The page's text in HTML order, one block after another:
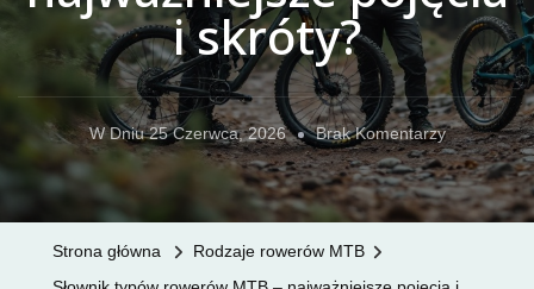
i skróty?
W Dniu25 Czerwca, 2026 Brak KomentarzyDo
Słownik
Typów
Strona główna
Rodzaje rowerów MTB